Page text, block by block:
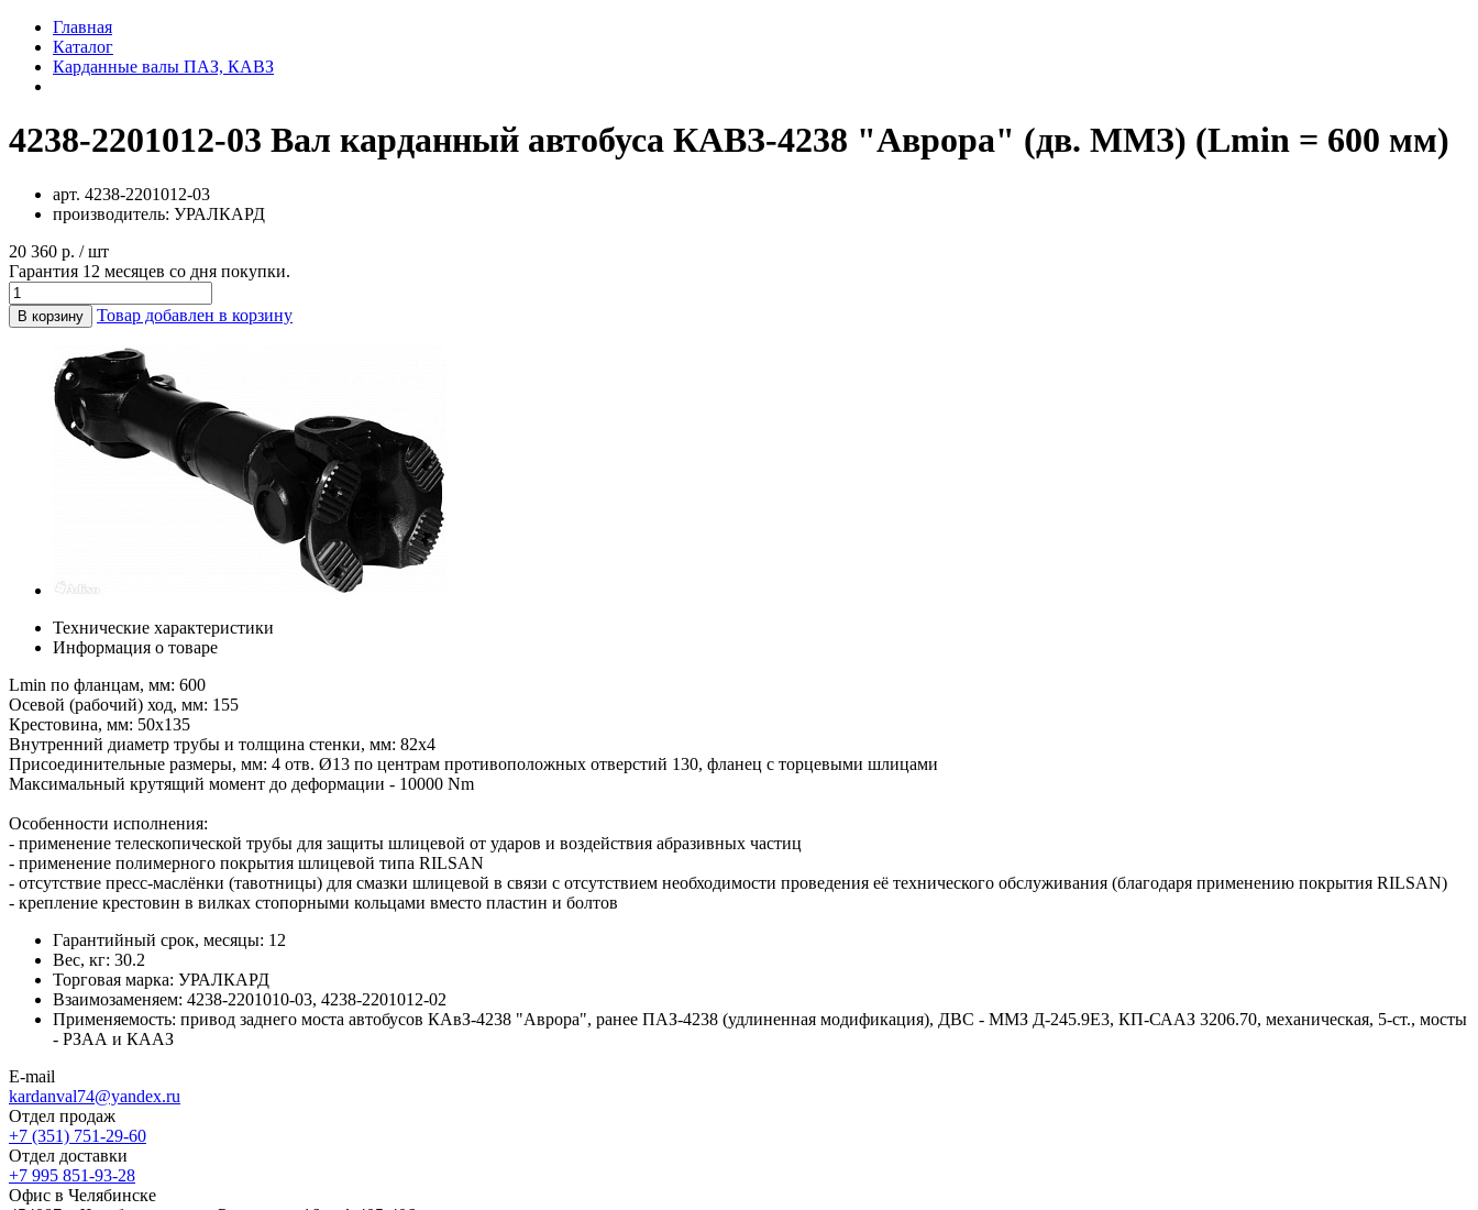
Главная
Каталог
Карданные валы ПАЗ, КАВЗ
4238-2201012-03 Вал карданный автобуса КАВЗ-4238 "Аврора" (дв. ММЗ) (Lmin = 600 мм)
арт. 4238-2201012-03
производитель: УРАЛКАРД
20 360 р. / шт
Гарантия 12 месяцев со дня покупки.
В корзину Товар добавлен в корзину
Технические характеристики
Информация о товаре
Lmin по фланцам, мм: 600
Осевой (рабочий) ход, мм: 155
Крестовина, мм: 50х135
Внутренний диаметр трубы и толщина стенки, мм: 82х4
Присоединительные размеры, мм: 4 отв. Ø13 по центрам противоположных отверстий 130, фланец с торцевыми шлицами
Максимальный крутящий момент до деформации - 10000 Nm
Особенности исполнения:
- применение телескопической трубы для защиты шлицевой от ударов и воздействия абразивных частиц
- применение полимерного покрытия шлицевой типа RILSAN
- отсутствие пресс-маслёнки (тавотницы) для смазки шлицевой в связи с отсутствием необходимости проведения её технического обслуживания (благодаря применению покрытия RILSAN)
- крепление крестовин в вилках стопорными кольцами вместо пластин и болтов
Гарантийный срок, месяцы: 12
Вес, кг: 30.2
Торговая марка: УРАЛКАРД
Взаимозаменяем: 4238-2201010-03, 4238-2201012-02
Применяемость: привод заднего моста автобусов КАвЗ-4238 "Аврора", ранее ПАЗ-4238 (удлиненная модификация), ДВС - ММЗ Д-245.9Е3, КП-СААЗ 3206.70, механическая, 5-ст., мосты
- РЗАА и КААЗ
E-mail
kardanval74@yandex.ru
Отдел продаж
+7 (351) 751-29-60
Отдел доставки
+7 995 851-93-28
Офис в Челябинске